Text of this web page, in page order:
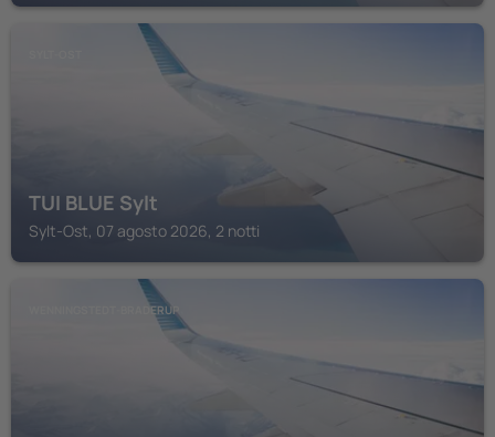
TUI BLUE Sylt
Sylt-Ost, 07 agosto 2026, 2 notti
WENNINGSTEDT-BRADERUP